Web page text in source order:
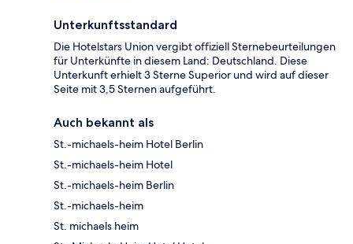
Unterkunftsstandard
Die Hotelstars Union vergibt offiziell Sternebeurteilungen
für Unterkünfte in diesem Land: Deutschland. Diese
Unterkunft erhielt 3 Sterne Superior und wird auf dieser
Seite mit 3,5 Sternen aufgeführt.
Auch bekannt als
St.-michaels-heim Hotel Berlin
St.-michaels-heim Hotel
St.-michaels-heim Berlin
St.-michaels-heim
St. michaels heim